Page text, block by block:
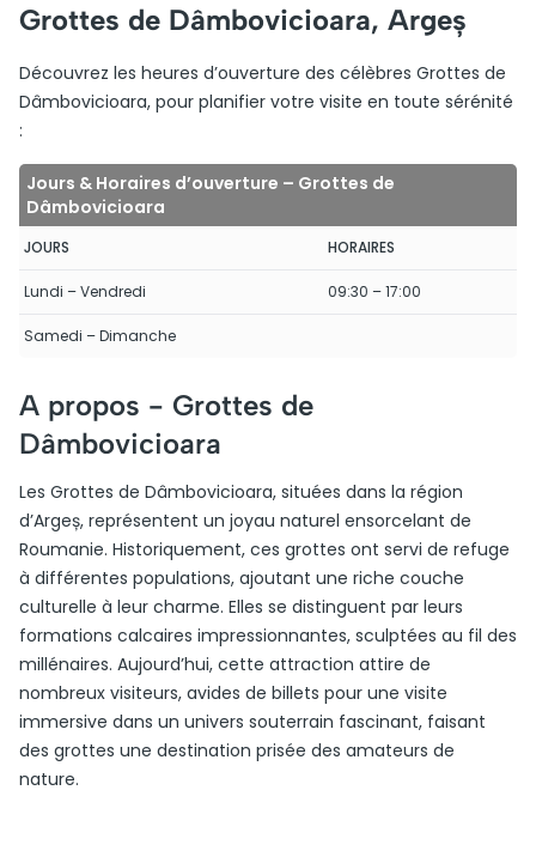
Grottes de Dâmbovicioara, Argeș
Découvrez les heures d’ouverture des célèbres Grottes de
Dâmbovicioara, pour planifier votre visite en toute sérénité
:
Jours & Horaires d’ouverture – Grottes de
Dâmbovicioara
JOURS HORAIRES
Lundi – Vendredi 09:30 – 17:00
Samedi – Dimanche
A propos - Grottes de
Dâmbovicioara
Les Grottes de Dâmbovicioara, situées dans la région
d’Argeș, représentent un joyau naturel ensorcelant de
Roumanie. Historiquement, ces grottes ont servi de refuge
à différentes populations, ajoutant une riche couche
culturelle à leur charme. Elles se distinguent par leurs
formations calcaires impressionnantes, sculptées au fil des
millénaires. Aujourd’hui, cette attraction attire de
nombreux visiteurs, avides de billets pour une visite
immersive dans un univers souterrain fascinant, faisant
des grottes une destination prisée des amateurs de
nature.